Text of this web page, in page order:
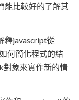
能比較好的了解其
釋javascript從
何簡化程式的結
對象來實作新的情